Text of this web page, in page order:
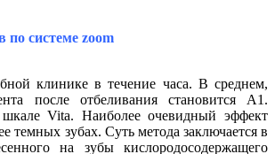
по системе zoom
клинике в течение часа. В среднем,
после отбеливания становится А1.
Vita. Наиболее очевидный эффект
темных зубах. Суть метода заключается в
на зубы кислородосодержащего